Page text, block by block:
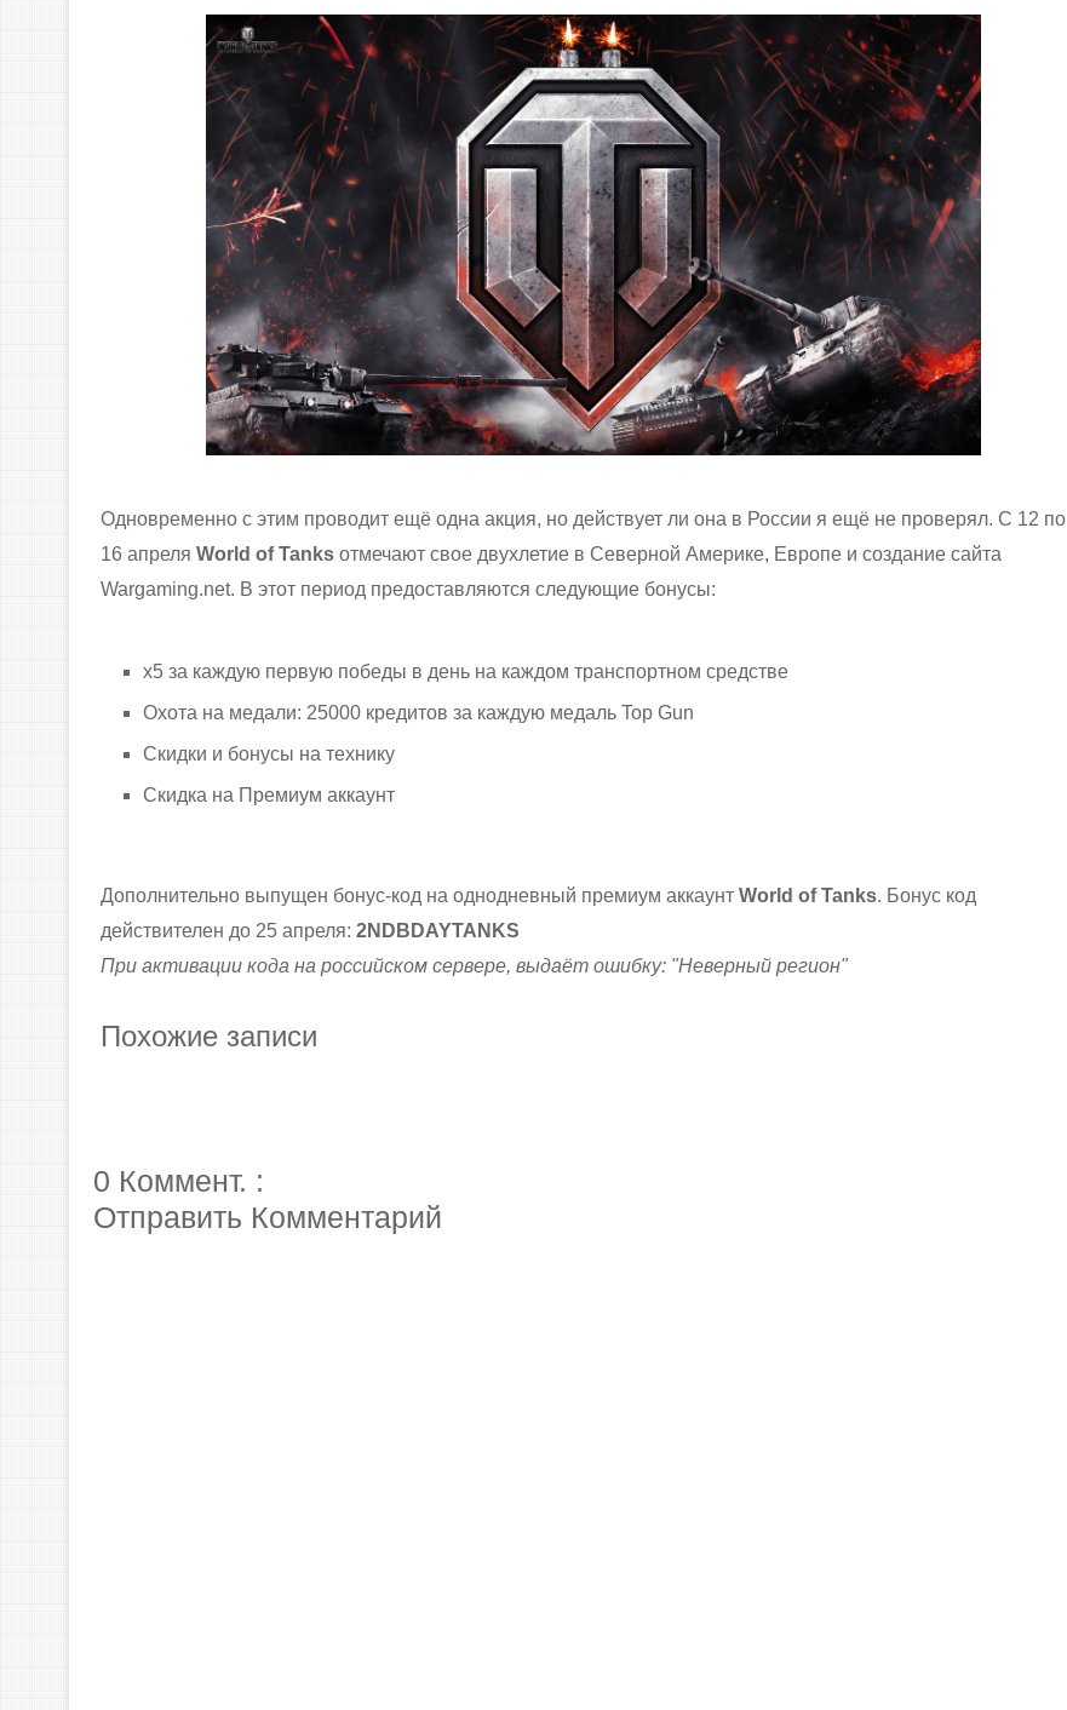
Одновременно с этим проводит ещё одна акция, но действует ли она в России я ещё не проверял. С 12 по
16 апреля World of Tanksотмечают свое двухлетие в Северной Америке, Европе и создание сайта
Wargaming.net. В этот период предоставляются следующие бонусы:
х5 за каждую первую победы в день на каждом транспортном средстве
Охота на медали: 25000 кредитов за каждую медаль Top Gun
Скидки и бонусы на технику
Скидка на Премиум аккаунт
Дополнительно выпущен бонус-код на однодневный премиум аккаунт World of Tanks. Бонус код
действителен до 25 апреля: 2NDBDAYTANKS
При активации кода на российском сервере, выдаёт ошибку: "Неверный регион"
Похожие записи
0 Коммент. :
Отправить Комментарий